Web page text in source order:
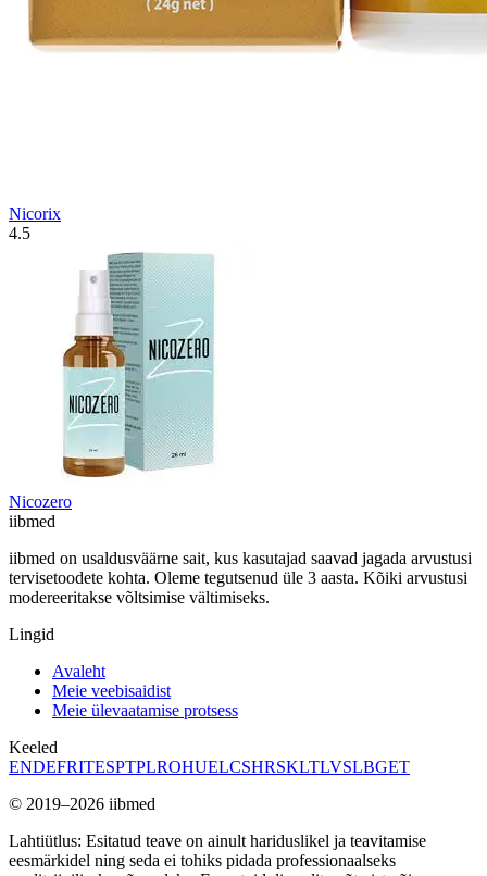
Nicorix
4.5
Nicozero
iibmed
iibmed on usaldusväärne sait, kus kasutajad saavad jagada arvustusi
tervisetoodete kohta. Oleme tegutsenud üle 3 aasta. Kõiki arvustusi
modereeritakse võltsimise vältimiseks.
Lingid
Avaleht
Meie veebisaidist
Meie ülevaatamise protsess
Keeled
ENDEFRITESPTPLROHUELCSHRSKLTLVSLBGET
© 2019–2026 iibmed
Lahtiütlus: Esitatud teave on ainult hariduslikel ja teavitamise
eesmärkidel ning seda ei tohiks pidada professionaalseks